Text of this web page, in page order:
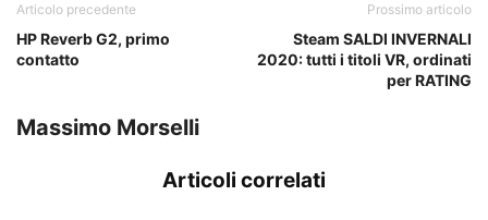
Articolo precedente
HP Reverb G2, primo
contatto
Prossimo articolo
Steam SALDI INVERNALI
2020: tutti i titoli VR, ordinati
per RATING
Massimo Morselli
Articoli correlati